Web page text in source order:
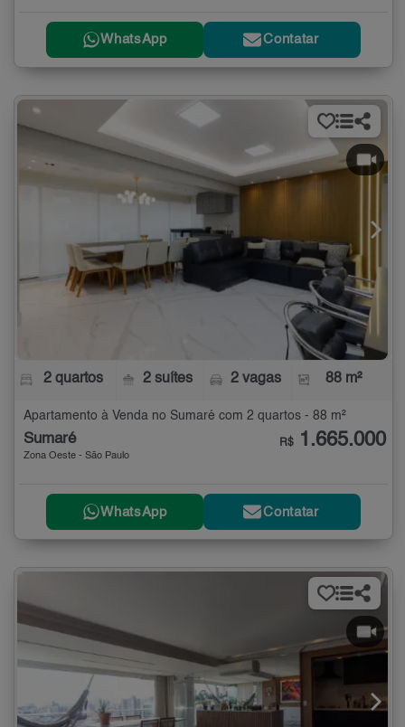
WhatsApp Contatar
2 quartos 2 suítes 2 vagas 88 m²
Apartamento à Venda no Sumaré com 2 quartos - 88 m²
Sumaré
Zona Oeste - São Paulo
R$ 1.665.000
WhatsApp Contatar